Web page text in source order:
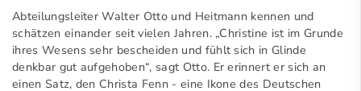
Abteilungsleiter Walter Otto und Heitmann kennen und
schätzen einander seit vielen Jahren. „Christine ist im Grunde
ihres Wesens sehr bescheiden und fühlt sich in Glinde
denkbar gut aufgehoben“, sagt Otto. Er erinnert er sich an
einen Satz, den Christa Fenn - eine Ikone des Deutschen